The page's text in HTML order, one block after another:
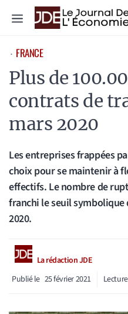
Menu
⋅ FRANCE
Plus de
contrats de
mars 2020
Les entreprises frappées
choix pour se maintenir à
effectifs. Le nombre de
franchi le seuil symbolique
2020.
La rédaction JDE
Publié le 25 février 2021